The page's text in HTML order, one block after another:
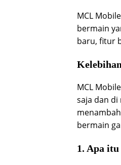
MCL
bermain
baru, fitur
MCL
saja dan
bermain
1. Apa